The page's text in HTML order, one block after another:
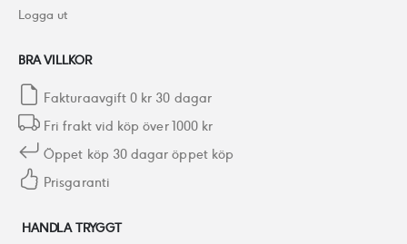
Logga ut
BRA VILLKOR
Fakturaavgift 0 kr 30 dagar
Fri frakt vid köp över 1000 kr
Öppet köp 30 dagar öppet köp
Prisgaranti
HANDLA TRYGGT